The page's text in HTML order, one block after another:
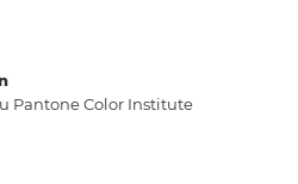
Pantone Color Institute